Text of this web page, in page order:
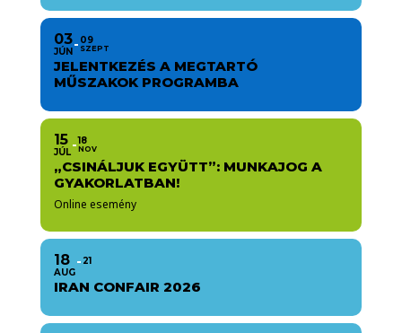
03
JÚN
09
SZEPT
JELENTKEZÉS A MEGTARTÓ
MŰSZAKOK PROGRAMBA
15
JÚL
18
NOV
„CSINÁLJUK EGYÜTT”: MUNKAJOG A
GYAKORLATBAN!
Online esemény
18
AUG
21
IRAN CONFAIR 2026